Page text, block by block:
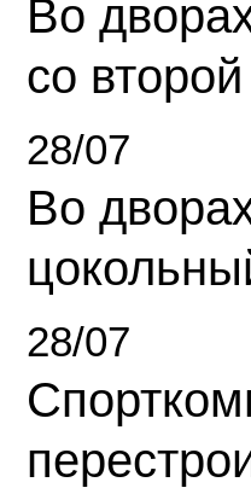
Во
со
28/07
Во
28/07